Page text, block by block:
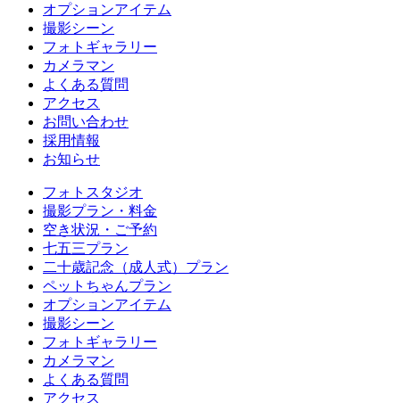
オプションアイテム
撮影シーン
フォトギャラリー
カメラマン
よくある質問
アクセス
お問い合わせ
採用情報
お知らせ
フォトスタジオ
撮影プラン・料金
空き状況・ご予約
七五三プラン
二十歳記念（成人式）プラン
ペットちゃんプラン
オプションアイテム
撮影シーン
フォトギャラリー
カメラマン
よくある質問
アクセス